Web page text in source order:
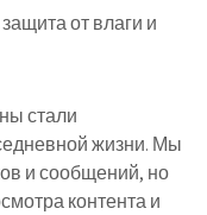
от влаги и
стали
жизни. Мы
и сообщений, но
контента и